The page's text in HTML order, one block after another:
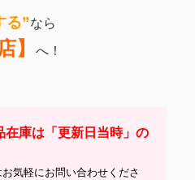
る”なら
】 へ！
庫は「更新日当時」の
気軽にお問い合わせくださ